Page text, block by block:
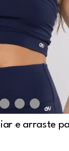
e arraste